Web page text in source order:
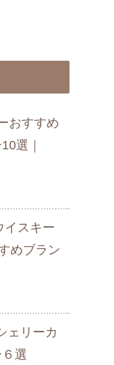
おすすめ
選｜
イスキー
めブラン
ェリーカ
選